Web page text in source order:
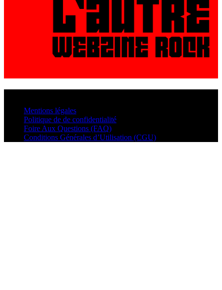
Mentions légales
Politique de de confidentialité
Foire Aux Questions (FAQ)
Conditions Générales d’Utilisation (CGU)